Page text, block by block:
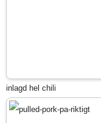
inlagd hel chili